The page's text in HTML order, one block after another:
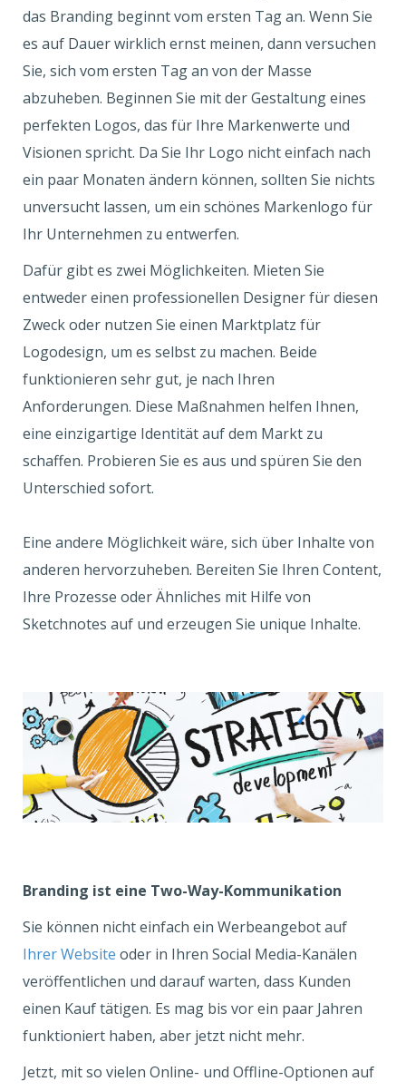
das Branding beginnt vom ersten Tag an. Wenn Sie
es auf Dauer wirklich ernst meinen, dann versuchen
Sie, sich vom ersten Tag an von der Masse
abzuheben. Beginnen Sie mit der Gestaltung eines
perfekten Logos, das für Ihre Markenwerte und
Visionen spricht. Da Sie Ihr Logo nicht einfach nach
ein paar Monaten ändern können, sollten Sie nichts
unversucht lassen, um ein schönes Markenlogo für
Ihr Unternehmen zu entwerfen.
Dafür gibt es zwei Möglichkeiten. Mieten Sie
entweder einen professionellen Designer für diesen
Zweck oder nutzen Sie einen Marktplatz für
Logodesign, um es selbst zu machen. Beide
funktionieren sehr gut, je nach Ihren
Anforderungen. Diese Maßnahmen helfen Ihnen,
eine einzigartige Identität auf dem Markt zu
schaffen. Probieren Sie es aus und spüren Sie den
Unterschied sofort.
Eine andere Möglichkeit wäre, sich über Inhalte von
anderen hervorzuheben. Bereiten Sie Ihren Content,
Ihre Prozesse oder Ähnliches mit Hilfe von
Sketchnotes auf und erzeugen Sie unique Inhalte.
Branding ist eine Two-Way-Kommunikation
Sie können nicht einfach ein Werbeangebot auf
Ihrer Website oder in Ihren Social Media-Kanälen
veröffentlichen und darauf warten, dass Kunden
einen Kauf tätigen. Es mag bis vor ein paar Jahren
funktioniert haben, aber jetzt nicht mehr.
Jetzt, mit so vielen Online- und Offline-Optionen auf